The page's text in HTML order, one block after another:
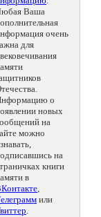
Ваша
очень
для
о
новых
на
можно
на
книги
в
,
или
.